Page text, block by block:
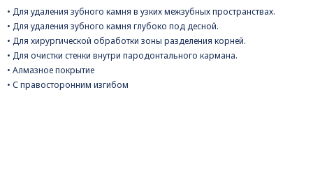
• Для удаления зубного камня в узких межзубных пространствах.
• Для удаления зубного камня глубоко под десной.
• Для хирургической обработки зоны разделения корней.
• Для очистки стенки внутри пародонтального кармана.
• Алмазное покрытие
• С правосторонним изгибом